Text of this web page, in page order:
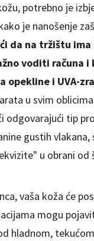
potrebno je
je nanošenje
da na tržištu
voditi računa
opekline i UVA-
u svim
odgovarajući tip
gustih
u obrani od
vaša koža će
mogu
hladnom,